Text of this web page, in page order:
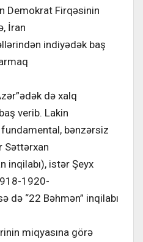
Demokrat Firqəsinin
İran
indiyədək baş
də xalq
verib. Lakin
bənzərsiz
Səttərxan
inqilabı), istər Şeyx
1920-
də “22 Bəhmən” inqilabı
miqyasına görə